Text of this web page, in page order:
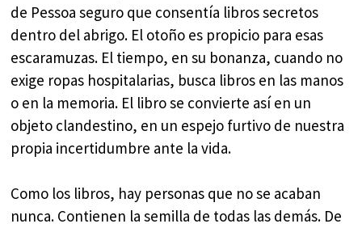
de Pessoa seguro que consentía libros secretos
dentro del abrigo. El otoño es propicio para esas
escaramuzas. El tiempo, en su bonanza, cuando no
exige ropas hospitalarias, busca libros en las manos
o en la memoria. El libro se convierte así en un
objeto clandestino, en un espejo furtivo de nuestra
propia incertidumbre ante la vida.
Como los libros, hay personas que no se acaban
nunca. Contienen la semilla de todas las demás. De